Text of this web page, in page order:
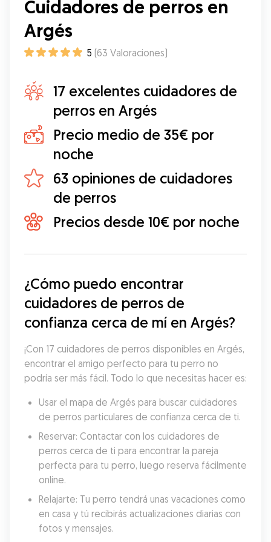
Cuidadores de perros en
Argés
5 (63 Valoraciones)
17 excelentes cuidadores de
perros en Argés
Precio medio de 35€ por
noche
63 opiniones de cuidadores
de perros
Precios desde 10€ por noche
¿Cómo puedo encontrar
cuidadores de perros de
confianza cerca de mí en Argés?
¡Con 17 cuidadores de perros disponibles en Argés,
encontrar el amigo perfecto para tu perro no
podría ser más fácil. Todo lo que necesitas hacer es:
Usar el mapa de Argés para buscar cuidadores
de perros particulares de confianza cerca de ti.
Reservar: Contactar con los cuidadores de
perros cerca de ti para encontrar la pareja
perfecta para tu perro, luego reserva fácilmente
online.
Relajarte: Tu perro tendrá unas vacaciones como
en casa y tú recibirás actualizaciones diarias con
fotos y mensajes.